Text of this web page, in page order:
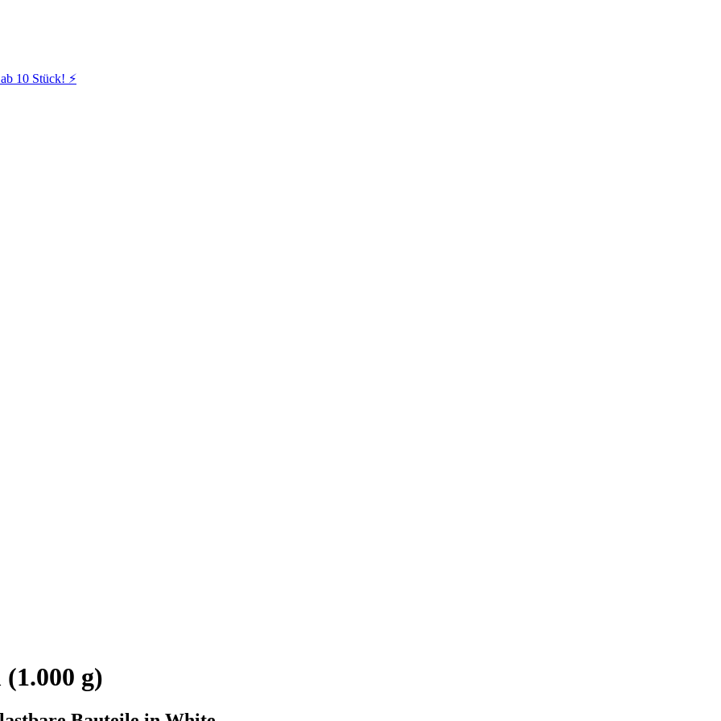
10 Stück! ⚡️
g)